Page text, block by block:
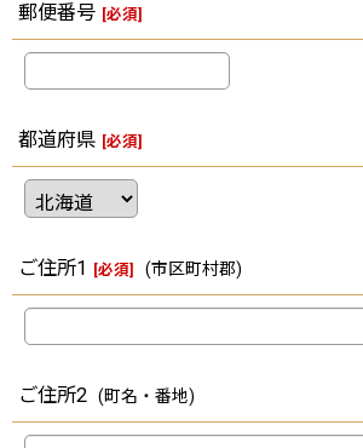
郵便番号 [必須]
都道府県 [必須]
ご住所1 [必須] (市区町村郡)
ご住所2 (町名・番地)